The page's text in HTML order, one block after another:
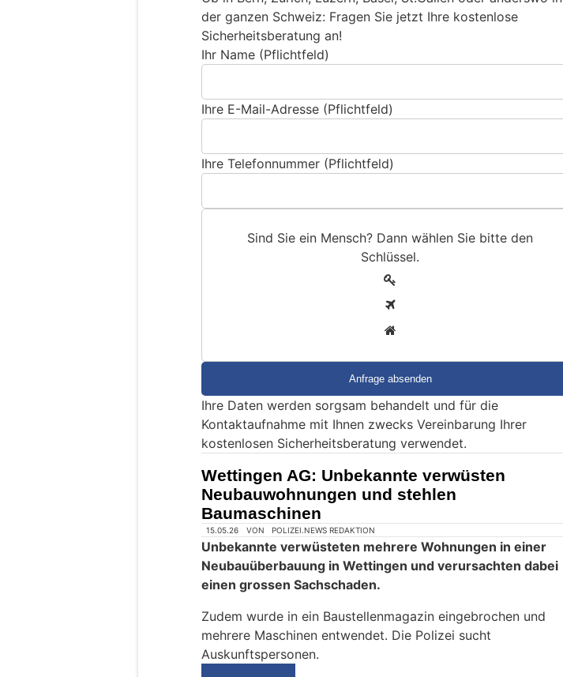
der ganzen Schweiz: Fragen Sie jetzt Ihre kostenlose
Sicherheitsberatung an!
Ihr Name (Pflichtfeld)
Ihre E-Mail-Adresse (Pflichtfeld)
Ihre Telefonnummer (Pflichtfeld)
Sind Sie ein Mensch? Dann wählen Sie bitte den
Schlüssel.
e
i
n
e
n
s
c
a
n
n
Ihre Daten werden sorgsam behandelt und für die
Kontaktaufnahme mit Ihnen zwecks Vereinbarung Ihrer
kostenlosen Sicherheitsberatung verwendet.
Wettingen AG: Unbekannte verwüsten
Neubauwohnungen und stehlen
Baumaschinen